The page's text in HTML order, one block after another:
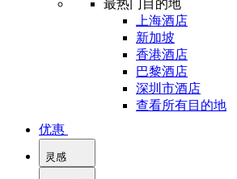
最热门目的地
上海酒店
新加坡
香港酒店
巴黎酒店
深圳市酒店
查看所有目的地
优惠
灵感